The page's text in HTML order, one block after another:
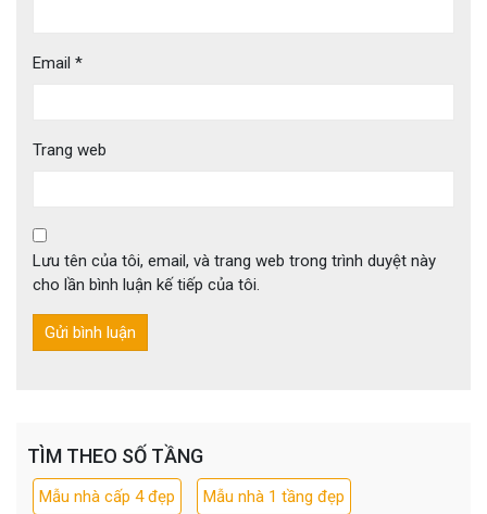
Email *
Trang web
Lưu tên của tôi, email, và trang web trong trình duyệt này
cho lần bình luận kế tiếp của tôi.
TÌM THEO SỐ TẦNG
Mẫu nhà cấp 4 đẹp Mẫu nhà 1 tầng đẹp